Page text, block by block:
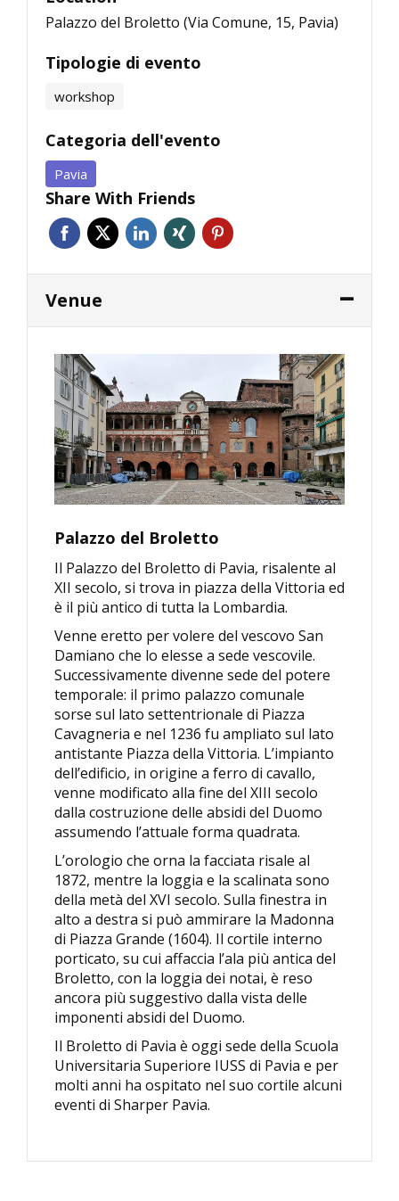
Palazzo del Broletto (Via Comune, 15, Pavia)
Tipologie di evento
workshop
Categoria dell'evento
Pavia
Share With Friends
Venue
Palazzo del Broletto
Il Palazzo del Broletto di Pavia, risalente al
XII secolo, si trova in piazza della Vittoria ed
è il più antico di tutta la Lombardia.
Venne eretto per volere del vescovo San
Damiano che lo elesse a sede vescovile.
Successivamente divenne sede del potere
temporale: il primo palazzo comunale
sorse sul lato settentrionale di Piazza
Cavagneria e nel 1236 fu ampliato sul lato
antistante Piazza della Vittoria. L’impianto
dell’edificio, in origine a ferro di cavallo,
venne modificato alla fine del XIII secolo
dalla costruzione delle absidi del Duomo
assumendo l’attuale forma quadrata.
L’orologio che orna la facciata risale al
1872, mentre la loggia e la scalinata sono
della metà del XVI secolo. Sulla finestra in
alto a destra si può ammirare la Madonna
di Piazza Grande (1604). Il cortile interno
porticato, su cui affaccia l’ala più antica del
Broletto, con la loggia dei notai, è reso
ancora più suggestivo dalla vista delle
imponenti absidi del Duomo.
Il Broletto di Pavia è oggi sede della Scuola
Universitaria Superiore IUSS di Pavia e per
molti anni ha ospitato nel suo cortile alcuni
eventi di Sharper Pavia.